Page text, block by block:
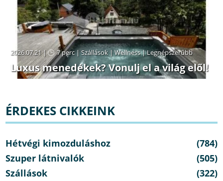
2026.07.21 | 7 perc|Szállások|Wellness|Legnépszerűbb
Luxus menedékek? Vonulj el a világ elől!
ÉRDEKES CIKKEINK
Hétvégi kimozduláshoz
(784)
Szuper látnivalók
(505)
Szállások
(322)